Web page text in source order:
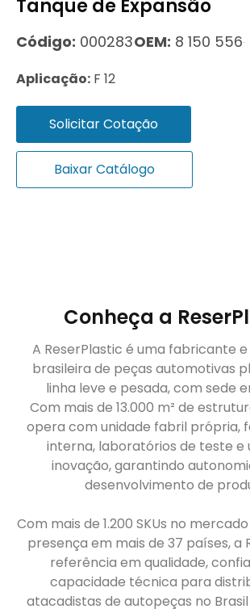
Tanque de Expansão
Código: 000283OEM: 8 150 556
Aplicação: F 12
Solicitar Cotação
Baixar Catálogo
Conheça a
A ReserPlastic é uma fabricante
brasileira de peças automotivas
linha leve e pesada, com sede
Com mais de 13.000 m² de
opera com unidade fabril própria,
interna, laboratórios de teste e
inovação, garantindo
desenvolvimento de
Com mais de 1.200 SKUs no
presença em mais de 37 países, a
referência em qualidade,
capacidade técnica para
atacadistas de autopeças no